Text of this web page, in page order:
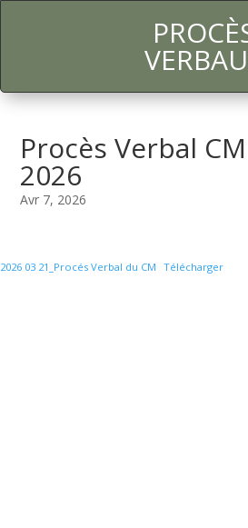
Procès Verbal
2026
Avr 7, 2026
2026 03 21_Procés Verbal du CM Télécharger